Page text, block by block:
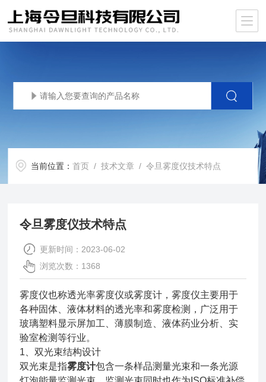
当前位置：首页 /技术文章 / 令旦雾度仪技术特点
令旦雾度仪技术特点
更新时间：2023-06-02
浏览次数：1368
雾度仪也称透光率雾度仪或雾度计，雾度仪主要用于
各种固体、液体材料的透光率和雾度检测，广泛用于
玻璃塑料显示屏加工、薄膜制造、液体药业分析、实
验室检测等行业。
1、双光束结构设计
双光束是指雾度计包含一条样品测量光束和一条光源